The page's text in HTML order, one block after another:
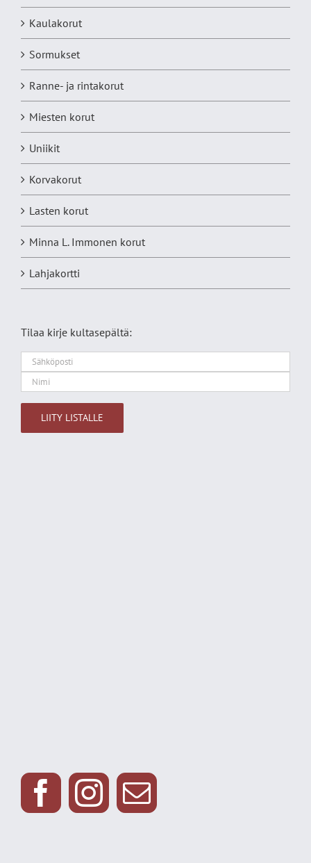
Kaulakorut
Sormukset
Ranne- ja rintakorut
Miesten korut
Uniikit
Korvakorut
Lasten korut
Minna L. Immonen korut
Lahjakortti
Tilaa kirje kultasepältä: